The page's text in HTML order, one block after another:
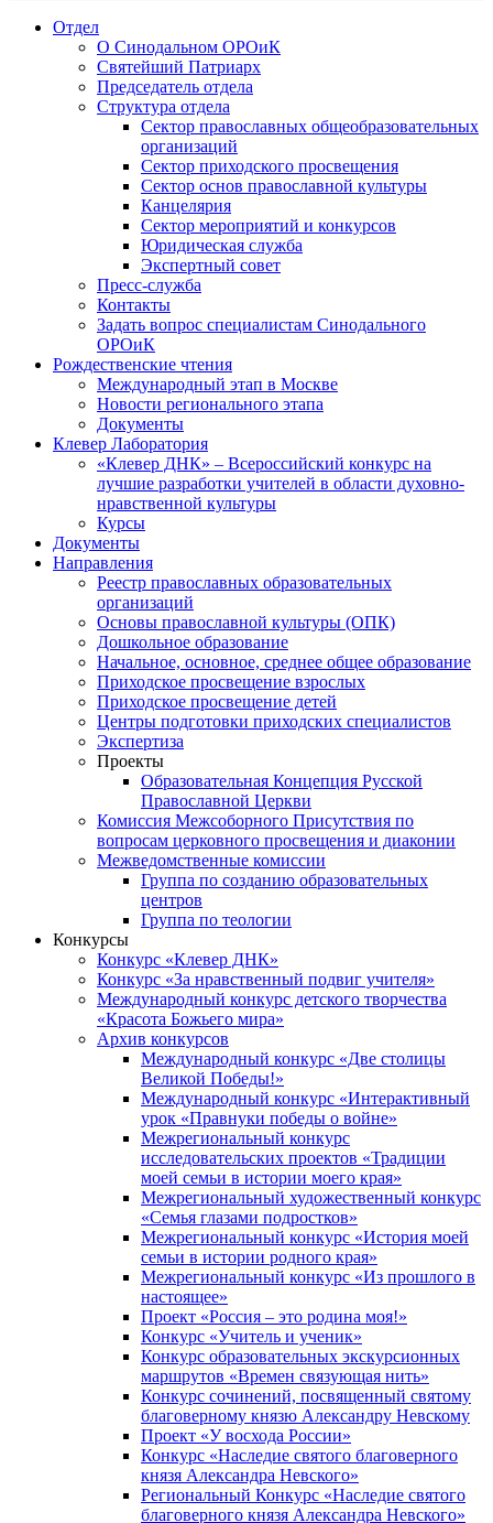
Отдел
О Синодальном ОРОиК
Святейший Патриарх
Председатель отдела
Структура отдела
Сектор православных общеобразовательных
организаций
Сектор приходского просвещения
Сектор основ православной культуры
Канцелярия
Сектор мероприятий и конкурсов
Юридическая служба
Экспертный совет
Пресс-служба
Контакты
Задать вопрос специалистам Синодального
ОРОиК
Рождественские чтения
Международный этап в Москве
Новости регионального этапа
Документы
Клевер Лаборатория
«Клевер ДНК» – Всероссийский конкурс на
лучшие разработки учителей в области духовно-
нравственной культуры
Курсы
Документы
Направления
Реестр православных образовательных
организаций
Основы православной культуры (ОПК)
Дошкольное образование
Начальное, основное, среднее общее образование
Приходское просвещение взрослых
Приходское просвещение детей
Центры подготовки приходских специалистов
Экспертиза
Проекты
Образовательная Концепция Русской
Православной Церкви
Комиссия Межсоборного Присутствия по
вопросам церковного просвещения и диаконии
Межведомственные комиссии
Группа по созданию образовательных
центров
Группа по теологии
Конкурсы
Конкурс «Клевер ДНК»
Конкурс «За нравственный подвиг учителя»
Международный конкурс детского творчества
«Красота Божьего мира»
Архив конкурсов
Международный конкурс «Две столицы
Великой Победы!»
Международный конкурс «Интерактивный
урок «Правнуки победы о войне»
Межрегиональный конкурс
исследовательских проектов «Традиции
моей семьи в истории моего края»
Межрегиональный художественный конкурс
«Семья глазами подростков»
Межрегиональный конкурс «История моей
семьи в истории родного края»
Межрегиональный конкурс «Из прошлого в
настоящее»
Проект «Россия – это родина моя!»
Конкурс «Учитель и ученик»
Конкурс образовательных экскурсионных
маршрутов «Времен связующая нить»
Конкурс сочинений, посвященный святому
благоверному князю Александру Невскому
Проект «У восхода России»
Конкурс «Наследие святого благоверного
князя Александра Невского»
Региональный Конкурс «Наследие святого
благоверного князя Александра Невского»